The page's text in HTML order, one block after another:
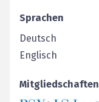
Sprachen
Deutsch
Englisch
Mitgliedschaften